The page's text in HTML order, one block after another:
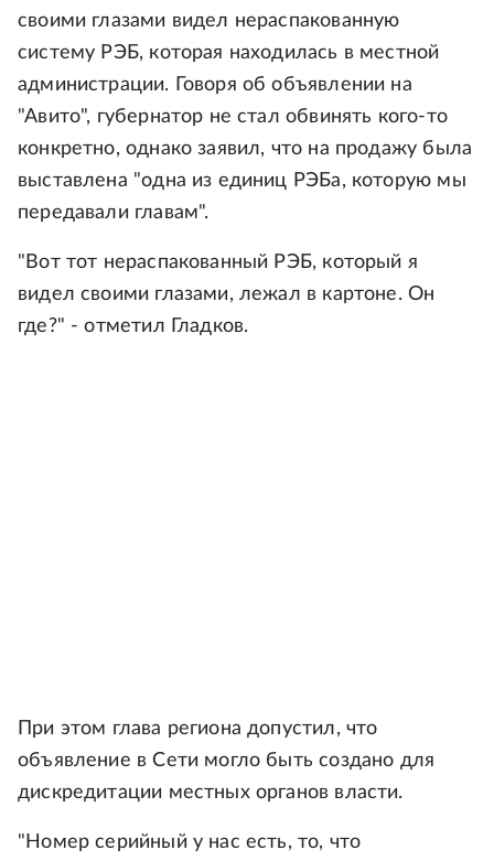
своими глазами видел нераспакованную
систему РЭБ, которая находилась в местной
администрации. Говоря об объявлении на
"Авито", губернатор не стал обвинять кого-то
конкретно, однако заявил, что на продажу была
выставлена "одна из единиц РЭБа, которую мы
передавали главам".
"Вот тот нераспакованный РЭБ, который я
видел своими глазами, лежал в картоне. Он
где?" - отметил Гладков.
При этом глава региона допустил, что
объявление в Сети могло быть создано для
дискредитации местных органов власти.
"Номер серийный у нас есть, то, что